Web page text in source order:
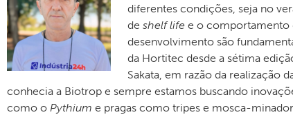
diferentes condições, seja no
de shelf life e o comportamento
desenvolvimento são
da Hortitec desde a sétima
Sakata, em razão da realização
conhecia a Biotrop e sempre estamos buscando
como o Pythium e pragas como tripes e mosca-